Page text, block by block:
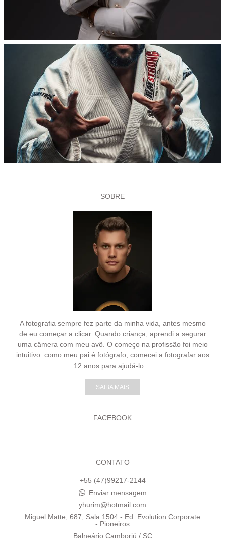
SOBRE
A fotografia sempre fez parte da minha vida, antes mesmo
de eu começar a clicar. Quando criança, aprendi a segurar
uma câmera com meu avô. O começo na profissão foi meio
intuitivo: como meu pai é fotógrafo, comecei a fotografar aos
12 anos para ajudá-lo....
SAIBA MAIS
FACEBOOK
CONTATO
+55 (47)99217-2144
Enviar mensagem
yhurim@hotmail.com
Miguel Matte, 687, Sala 1504 - Ed. Evolution Corporate
- Pioneiros
Balneário Camboriú / SC